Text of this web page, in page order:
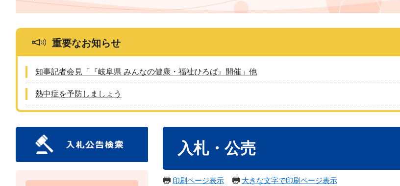
重要なお知らせ
知事記者会見「『岐阜県 みんなの健康・福祉ひろば』開催」他
熱中症を予防しましょう
入札・公売
印刷ページ表示 大きな文字で印刷ページ表示